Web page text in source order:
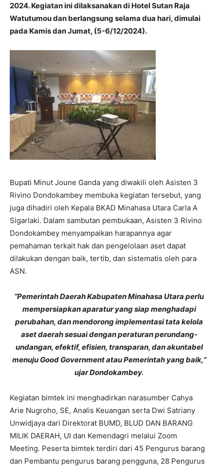
2024. Kegiatan ini dilaksanakan di Hotel Sutan Raja
Watutumou dan berlangsung selama dua hari, dimulai
pada Kamis dan Jumat, (5-6/12/2024).
Bupati Minut Joune Ganda yang diwakili oleh Asisten 3
Rivino Dondokambey membuka kegiatan tersebut, yang
juga dihadiri oleh Kepala BKAD Minahasa Utara Carla A
Sigarlaki. Dalam sambutan pembukaan, Asisten 3 Rivino
Dondokambey menyampaikan harapannya agar
pemahaman terkait hak dan pengelolaan aset dapat
dilakukan dengan baik, tertib, dan sistematis oleh para
ASN.
“Pemerintah Daerah Kabupaten Minahasa Utara perlu
mempersiapkan aparatur yang siap menghadapi
perubahan, dan mendorong implementasi tata kelola
aset daerah sesuai dengan peraturan perundang-
undangan, efektif, efisien, transparan, dan akuntabel
menuju Good Government atau Pemerintah yang baik,”
ujar Dondokambey.
Kegiatan bimtek ini menghadirkan narasumber Cahya
Arie Nugroho, SE, Analis Keuangan serta Dwi Satriany
Unwidjaya dari Direktorat BUMD, BLUD DAN BARANG
MILIK DAERAH, UI dan Kemendagri melalui Zoom
Meeting. Peserta bimtek terdiri dari 45 Pengurus barang
dan Pembantu pengurus barang pengguna, 28 Pengurus